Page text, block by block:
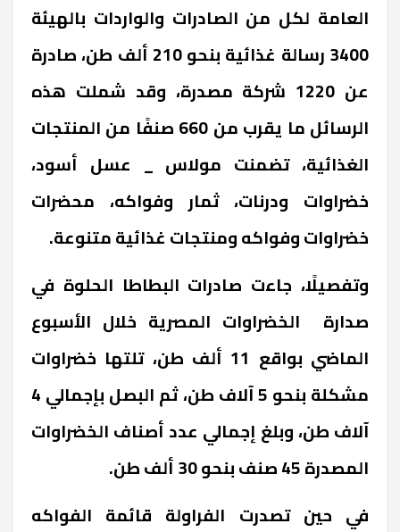
العامة لكل من الصادرات والواردات بالهيئة
3400 رسالة غذائية بنحو 210 ألف طن، صادرة
عن 1220 شركة مصدرة، وقد شملت هذه
الرسائل ما يقرب من 660 صنفًا من المنتجات
الغذائية، تضمنت مولاس _ عسل أسود،
خضراوات ودرنات، ثمار وفواكه، محضرات
خضراوات وفواكه ومنتجات غذائية متنوعة.
وتفصيلًا، جاءت صادرات البطاطا الحلوة في
صدارة الخضراوات المصرية خلال الأسبوع
الماضي بواقع 11 ألف طن، تلتها خضراوات
مشكلة بنحو 5 آلاف طن، ثم البصل بإجمالي 4
آلاف طن، وبلغ إجمالي عدد أصناف الخضراوات
المصدرة 45 صنف بنحو 30 ألف طن.
في حين تصدرت الفراولة قائمة الفواكه